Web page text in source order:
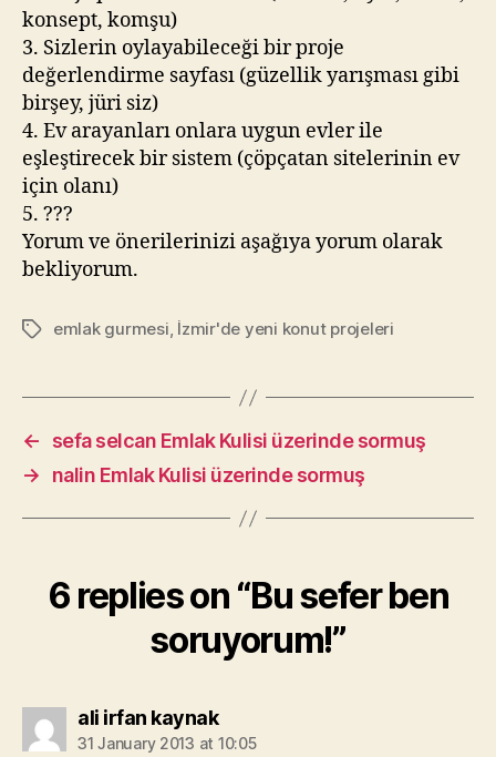
konsept, komşu)
3. Sizlerin oylayabileceği bir proje
değerlendirme sayfası (güzellik yarışması gibi
birşey, jüri siz)
4. Ev arayanları onlara uygun evler ile
eşleştirecek bir sistem (çöpçatan sitelerinin ev
için olanı)
5. ???
Yorum ve önerilerinizi aşağıya yorum olarak
bekliyorum.
Tagsemlak gurmesi, İzmir'de yeni konut projeleri
←
sefa selcan Emlak Kulisi üzerinde sormuş
→
nalin Emlak Kulisi üzerinde sormuş
6 replies on “Bu sefer ben
soruyorum!”
ali irfan kaynaksays:
31 January 2013 at 10:05